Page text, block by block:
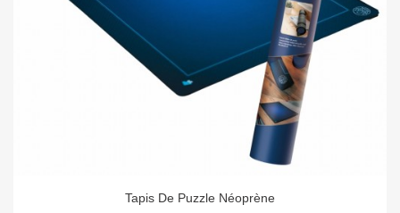
Tapis De Puzzle Néoprène